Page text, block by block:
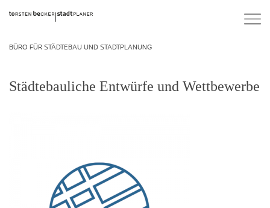
BÜRO FÜR STÄDTEBAU UND STADTPLANUNG
Städtebauliche Entwürfe und Wettbewerbe